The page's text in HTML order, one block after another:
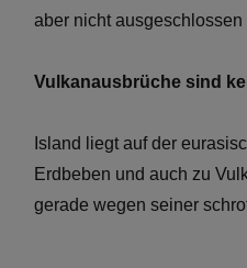
aber nicht ausgeschlossen
Vulkanausbrüche sind
Island liegt auf der
Erdbeben und auch zu
gerade wegen seiner